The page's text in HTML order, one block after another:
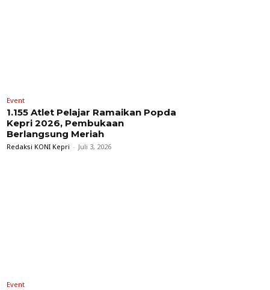
Event
1.155 Atlet Pelajar Ramaikan Popda
Kepri 2026, Pembukaan
Berlangsung Meriah
Redaksi KONI Kepri - Juli 3, 2026
Event